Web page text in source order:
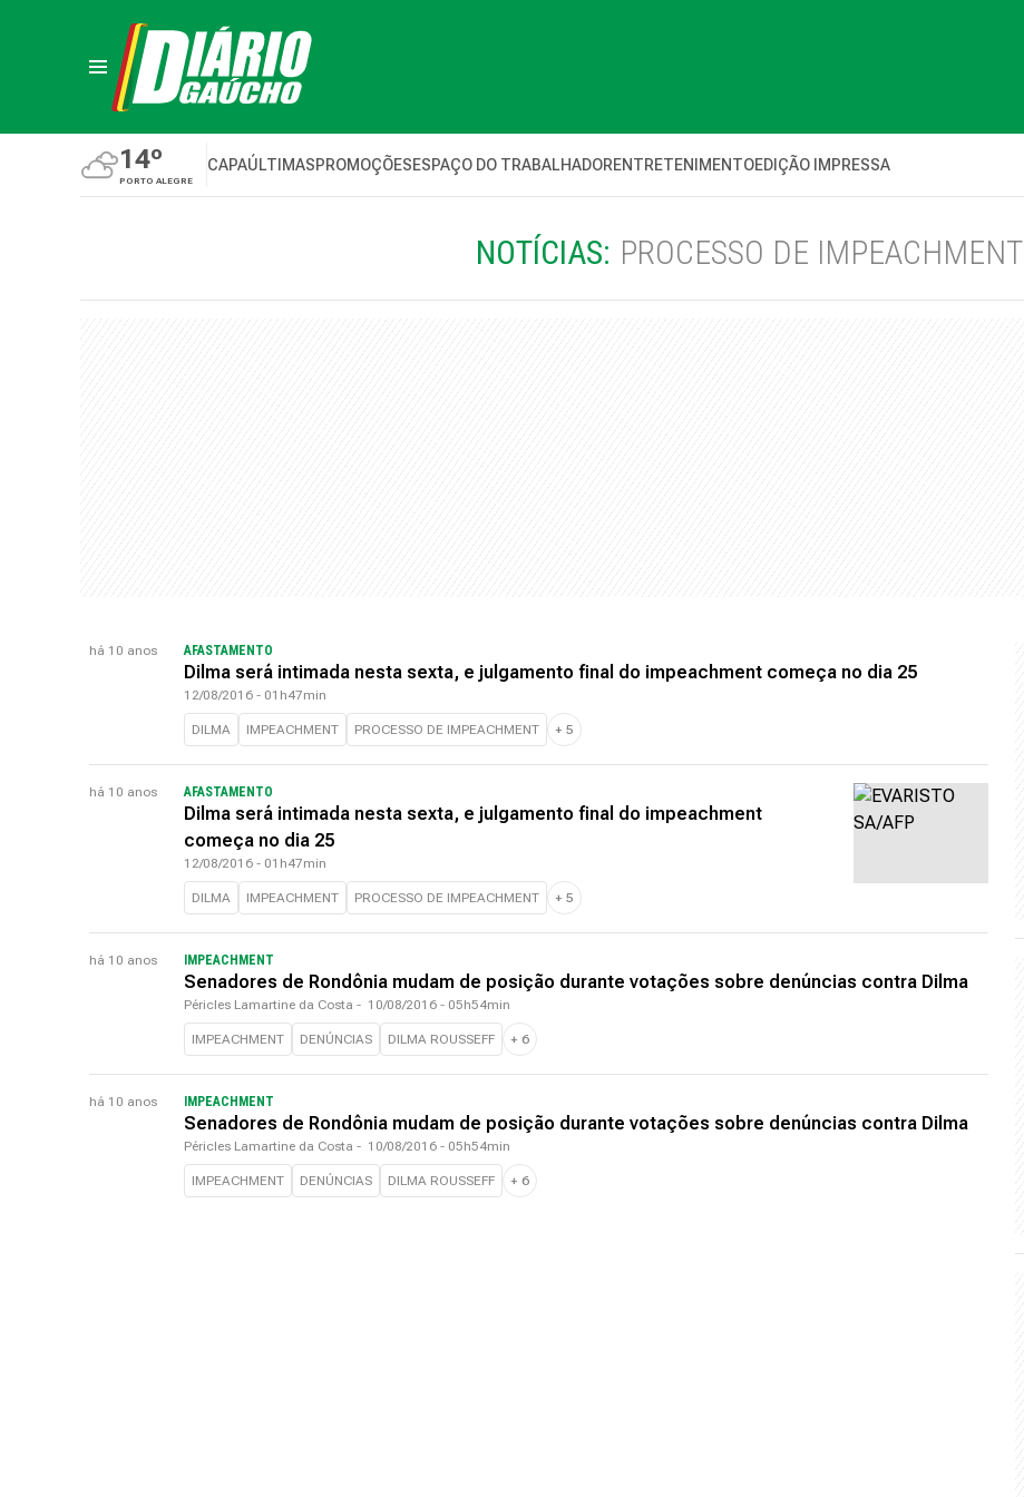
14º
PORTO ALEGRE
CAPAÚLTIMASPROMOÇÕESESPAÇO DO TRABALHADORENTRETENIMENTOEDIÇÃO IMPRESSA
NOTÍCIAS: PROCESSO DE IMPEACHMENT
há 10 anos AFASTAMENTO
Dilma será intimada nesta sexta, e julgamento final do impeachment começa no dia 25
12/08/2016 - 01h47min
DILMA IMPEACHMENT PROCESSO DE IMPEACHMENT + 5
há 10 anos AFASTAMENTO
Dilma será intimada nesta sexta, e julgamento final do impeachment
começa no dia 25
12/08/2016 - 01h47min
DILMA IMPEACHMENT PROCESSO DE IMPEACHMENT + 5
há 10 anos IMPEACHMENT
Senadores de Rondônia mudam de posição durante votações sobre denúncias contra Dilma
Péricles Lamartine da Costa - 10/08/2016 - 05h54min
IMPEACHMENT DENÚNCIAS DILMA ROUSSEFF + 6
há 10 anos IMPEACHMENT
Senadores de Rondônia mudam de posição durante votações sobre denúncias contra Dilma
Péricles Lamartine da Costa - 10/08/2016 - 05h54min
IMPEACHMENT DENÚNCIAS DILMA ROUSSEFF + 6